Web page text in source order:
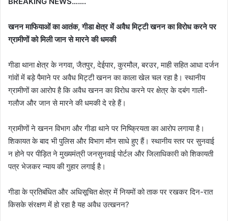
खनन माफियाओं का आतंक, गीडा क्षेत्र में अवैध मिट्टी खनन का विरोध करने पर
ग्रामीणों को मिली जान से मारने की धमकी
गीडा थाना क्षेत्र के नगवा, जैतपुर, देईपार, कुरमौल, बरउर, माही सहित आधा दर्जन
गांवों में बड़े पैमाने पर अवैध मिट्टी खनन का काला खेल चल रहा है। स्थानीय
ग्रामीणों का आरोप है कि अवैध खनन का विरोध करने पर क्षेत्र के दबंग गाली-
गलौज और जान से मारने की धमकी दे रहे हैं।
ग्रामीणों ने खनन विभाग और गीडा थाने पर निष्क्रियता का आरोप लगाया है।
शिकायत के बाद भी पुलिस और विभाग मौन साधे हुए हैं। स्थानीय स्तर पर सुनवाई
न होने पर पीड़ित ने मुख्यमंत्री जनसुनवाई पोर्टल और जिलाधिकारी को शिकायती
पत्र भेजकर न्याय की गुहार लगाई है।
गीडा के प्रतिबंधित और अधिसूचित क्षेत्र में नियमों को ताक पर रखकर दिन-रात
किसके संरक्षण में हो रहा है यह अवैध उत्खनन?